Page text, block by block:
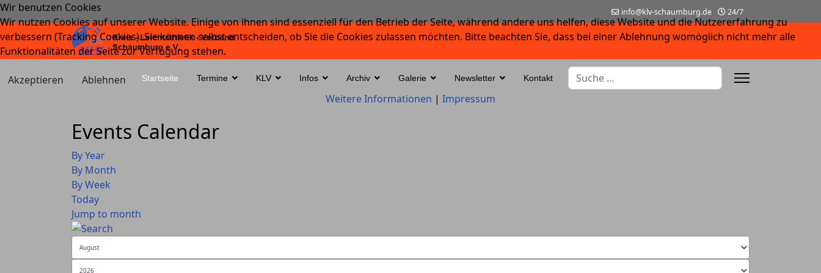
info@klv-schaumburg.de 24/7
Startseite Termine KLV Infos Archiv Galerie Newsletter Kontakt
Suchen
Events Calendar
By Year
By Month
By Week
Today
Jump to month
Wir benutzen Cookies
Wir nutzen Cookies auf unserer Website. Einige von ihnen sind essenziell für den Betrieb der Seite, während andere uns helfen, diese Website und die Nutzererfahrung zu
verbessern (Tracking Cookies). Sie können selbst entscheiden, ob Sie die Cookies zulassen möchten. Bitte beachten Sie, dass bei einer Ablehnung womöglich nicht mehr alle
Funktionalitäten der Seite zur Verfügung stehen.
Akzeptieren
Ablehnen
Weitere Informationen | Impressum